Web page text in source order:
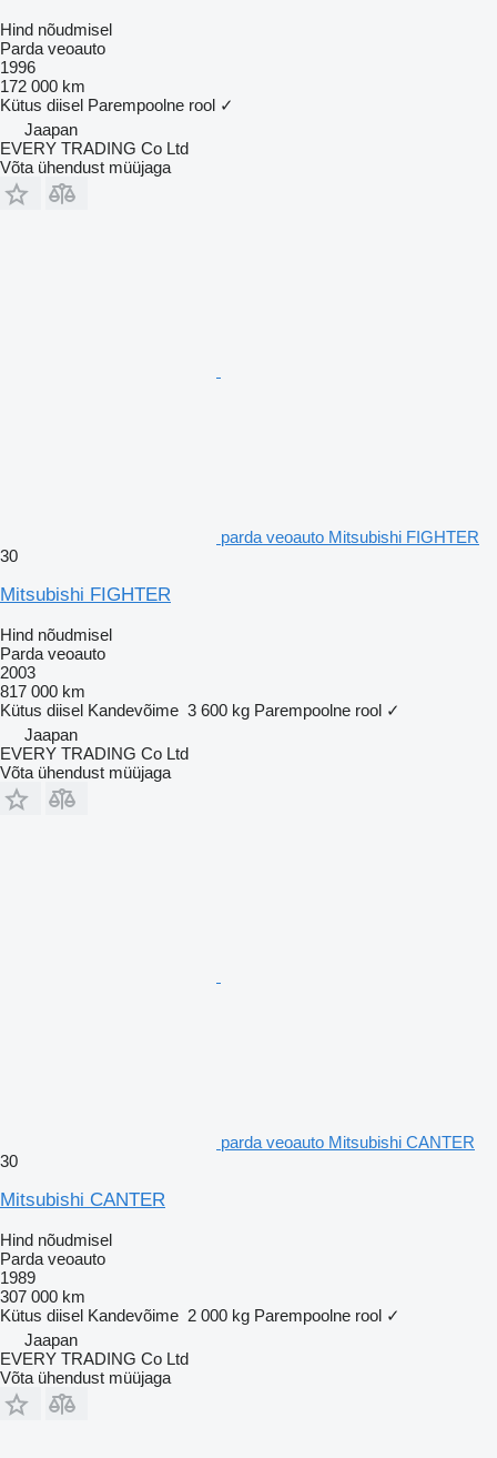
Hind nõudmisel
Parda veoauto
1996
172 000 km
Kütus diisel Parempoolne rool ✓
Jaapan
EVERY TRADING Co Ltd
Võta ühendust müüjaga
parda veoauto Mitsubishi FIGHTER
30
Mitsubishi FIGHTER
Hind nõudmisel
Parda veoauto
2003
817 000 km
Kütus diisel Kandevõime 3 600 kg Parempoolne rool ✓
Jaapan
EVERY TRADING Co Ltd
Võta ühendust müüjaga
parda veoauto Mitsubishi CANTER
30
Mitsubishi CANTER
Hind nõudmisel
Parda veoauto
1989
307 000 km
Kütus diisel Kandevõime 2 000 kg Parempoolne rool ✓
Jaapan
EVERY TRADING Co Ltd
Võta ühendust müüjaga